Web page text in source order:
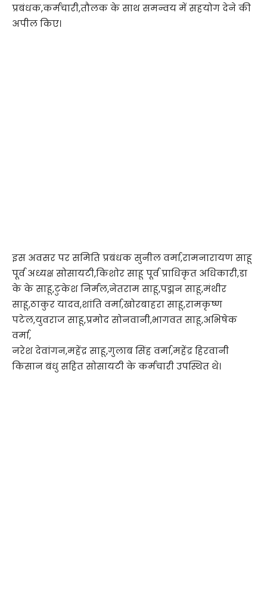
प्रबंधक,कर्मचारी,तौलक के साथ समन्वय में सहयोग देने की
अपील किए।
इस अवसर पर समिति प्रबंधक सुनील वर्मा,रामनारायण साहू
पूर्व अध्यक्ष सोसायटी,किशोर साहू पूर्व प्राधिकृत अधिकारी,डा
के के साहू,टुकेश निर्मल,नेतराम साहू,पद्मन साहू,मंथीर
साहू,ठाकुर यादव,शांति वर्मा,खोरबाहरा साहू,रामकृष्ण
पटेल,युवराज साहू,प्रमोद सोनवानी,भागवत साहू,अभिषेक
वर्मा,
नरेश देवांगन,महेंद्र साहू,गुलाब सिंह वर्मा,महेंद्र हिरवानी
किसान बंधु सहित सोसायटी के कर्मचारी उपस्थित थे।